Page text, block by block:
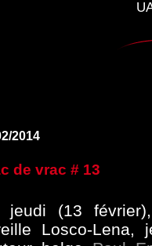
2014
de vrac # 13
jeudi (13
Losco-Lena,